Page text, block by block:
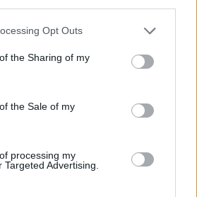
Opt Outs
the Sharing of my
the Sale of my
processing my
Advertising.
la forzatura, rendendoli
categorie, declassando le
delle terapie geniche
un’attenta
medico di base, per evitare
come continuano a
i numeri delle reazioni